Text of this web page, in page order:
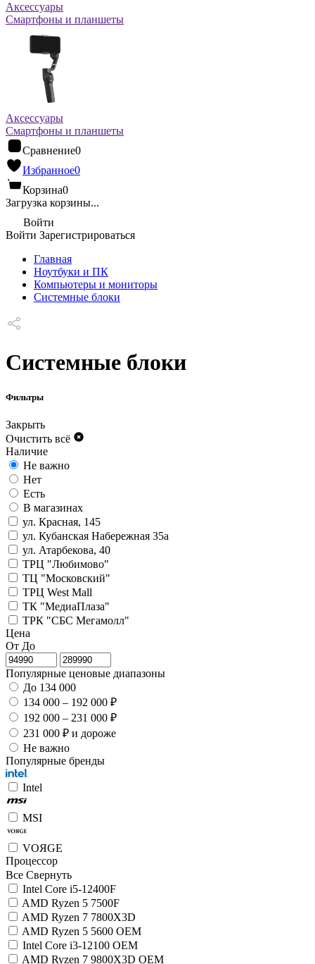
Аксессуары
Смартфоны и планшеты
Аксессуары
Смартфоны и планшеты
Сравнение0
Избранное0
Корзина0
Загрузка корзины...
Войти
Войти Зарегистрироваться
Главная
Ноутбуки и ПК
Компьютеры и мониторы
Системные блоки
Системные блоки
Фильтры
Закрыть
Очистить всё
Наличие
Не важно
Нет
Есть
В магазинах
ул. Красная, 145
ул. Кубанская Набережная 35а
ул. Атарбекова, 40
ТРЦ "Любимово"
ТЦ "Московский"
ТРЦ West Mall
ТК "МедиаПлаза"
ТРК "СБС Мегамолл"
Цена
От До
Популярные ценовые диапазоны
До 134 000
134 000 – 192 000 ₽
192 000 – 231 000 ₽
231 000 ₽ и дороже
Не важно
Популярные бренды
Intel
MSI
VOЯGE
Процессор
Все Свернуть
Intel Core i5-12400F
AMD Ryzen 5 7500F
AMD Ryzen 7 7800X3D
AMD Ryzen 5 5600 OEM
Intel Core i3-12100 OEM
AMD Ryzen 7 9800X3D OEM